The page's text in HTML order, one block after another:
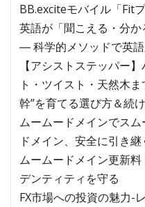
BB.exciteモバイル「Fit
英語が「聞こえる・分
― 科学的メソッドで英
【アシストステッパー
ト・ツイスト・天然木
幹”を育てる選び方＆続
ムームードメインでス
ドメイン、安全に引き継
ムームードメイン更新
デンティティを守る
FX市場への投資の魅力-